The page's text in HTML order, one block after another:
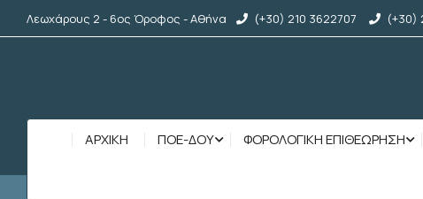
Λεωχάρους 2 - 6ος Όροφος - Αθήνα (+30) 210 3622707 (+30)
ΑΡΧΙΚΉ ΠΟΕ-ΔΟΥ ΦΟΡΟΛΟΓΙΚΗ ΕΠΙΘΕΩΡΗΣΗ